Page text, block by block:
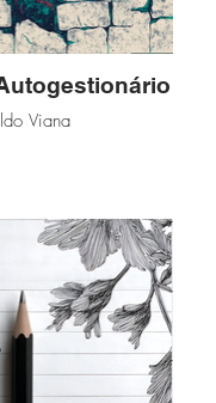
Viana